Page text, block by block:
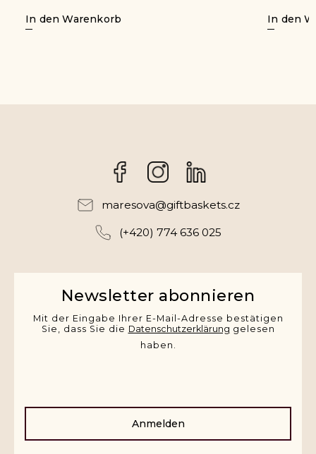
In den Warenkorb In den
FacebookInstagram
maresova@giftbaskets.cz
(+420) 774 636 025
Newsletter abonnieren
Mit der Eingabe Ihrer E-Mail-Adresse bestätigen
Sie, dass Sie die Datenschutzerklärung gelesen
haben.
Anmelden